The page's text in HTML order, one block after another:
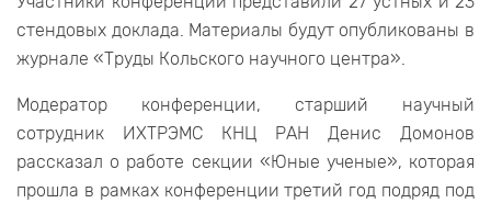
стендовых доклада. Материалы будут опубликованы в
журнале «Труды Кольского научного центра».
Модератор конференции, старший научный
сотрудник ИХТРЭМС КНЦ РАН Денис Домонов
рассказал о работе секции «Юные ученые», которая
прошла в рамках конференции третий год подряд под